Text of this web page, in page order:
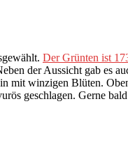
Der Grünten ist
der Aussicht gab es
mit winzigen Blüten.
geschlagen. Gerne